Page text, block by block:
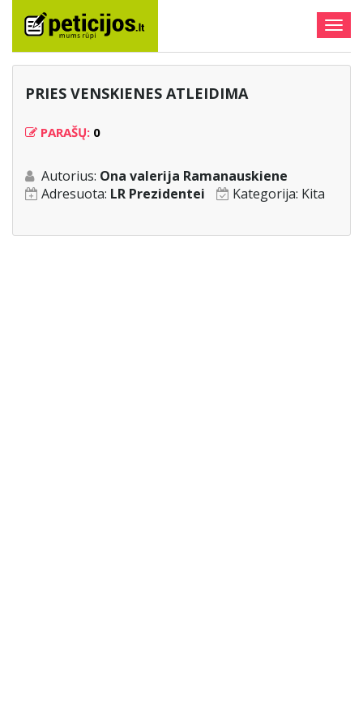
PRIES VENSKIENES ATLEIDIMA
PARAŠŲ: 0
Autorius: Ona valerija Ramanauskiene
Adresuota: LR Prezidentei Kategorija: Kita